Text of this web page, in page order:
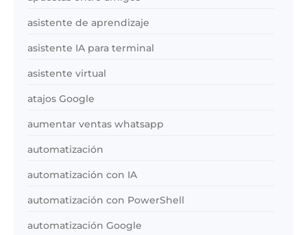
asistente de aprendizaje
asistente IA para terminal
asistente virtual
atajos Google
aumentar ventas whatsapp
automatización
automatización con IA
automatización con PowerShell
automatización Google